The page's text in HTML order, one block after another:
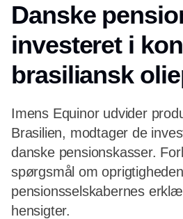
Danske
investeret i
brasiliansk
Imens Equinor udvider
Brasilien, modtager de
danske pensionskasser.
spørgsmål om
pensionsselskabernes
hensigter.